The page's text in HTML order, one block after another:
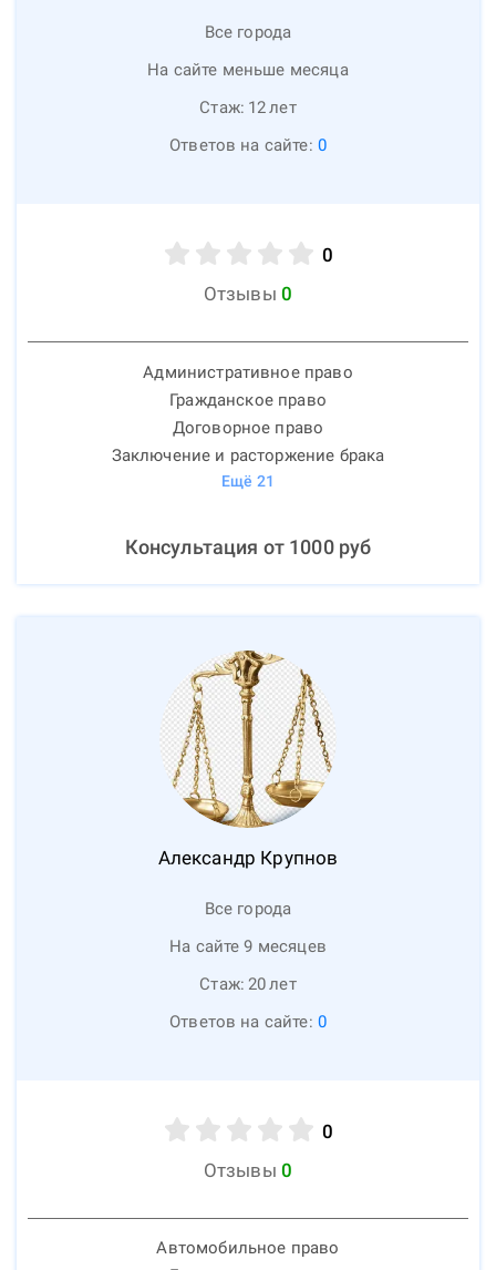
Все города
На сайте меньше месяца
Стаж: 12лет
Ответов на сайте: 0
0
Отзывы 0
Административное право
Гражданское право
Договорное право
Заключение и расторжение брака
Ещё 21
Консультация от 1000руб
Александр Крупнов
Все города
На сайте 9 месяцев
Стаж: 20лет
Ответов на сайте: 0
0
Отзывы 0
Автомобильное право